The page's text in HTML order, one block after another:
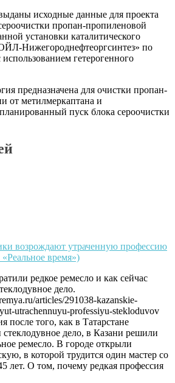
исходные данные для проекта
пропан-пропиленовой
установки каталитического
Нижегороднефтеоргсинтез» по
гетерогенного
предназначена для очистки пропан-
от метилмеркаптана и
пуск блока сероочистки
возрождают утраченную профессию
время»)
редкое ремесло и как сейчас
дело.
articles/291038-kazanskie-
utrachennuyu-professiyu-stekloduvov
после того, как в Татарстане
стеклодувное дело, в Казани решили
ремесло. В городе открыли
в которой трудится один мастер со
лет. О том, почему редкая профессия